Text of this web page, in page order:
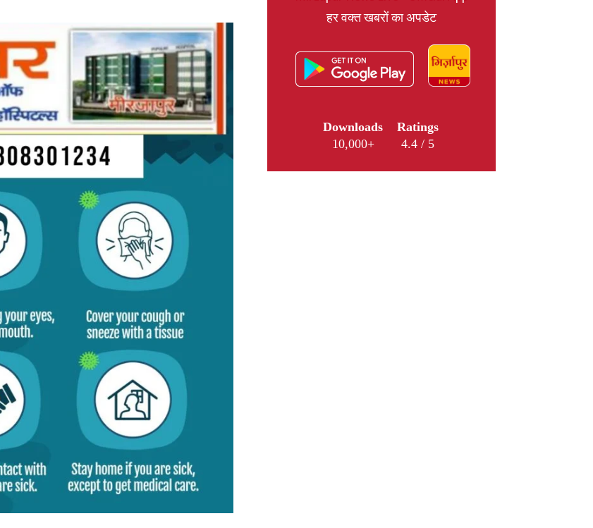
News,
News
in
Hindi,
हर वक्त खबरों का अपडेट
Downloads
10,000+
Ratings
4.4 / 5